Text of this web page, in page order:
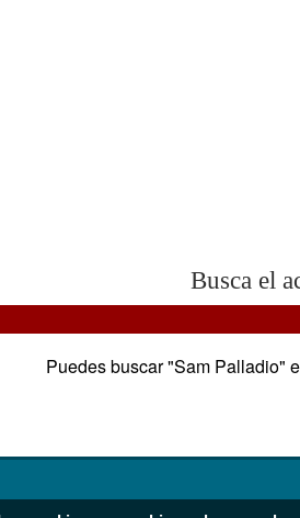
Busca el
Puedes buscar "Sam Palladio"